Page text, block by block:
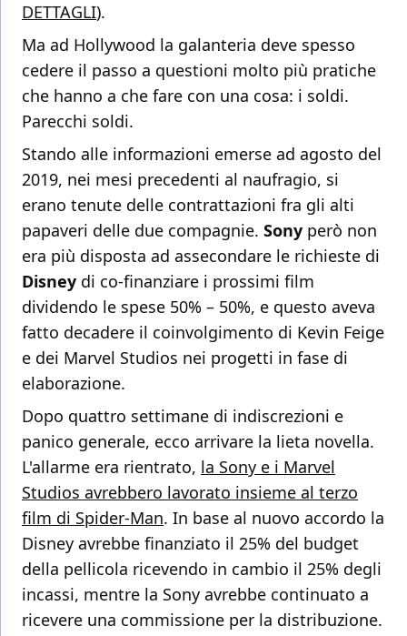
DETTAGLI).
Ma ad Hollywood la galanteria deve spesso
cedere il passo a questioni molto più pratiche
che hanno a che fare con una cosa: i soldi.
Parecchi soldi.
Stando alle informazioni emerse ad agosto del
2019, nei mesi precedenti al naufragio, si
erano tenute delle contrattazioni fra gli alti
papaveri delle due compagnie. Sony però non
era più disposta ad assecondare le richieste di
Disney di co-finanziare i prossimi film
dividendo le spese 50% – 50%, e questo aveva
fatto decadere il coinvolgimento di Kevin Feige
e dei Marvel Studios nei progetti in fase di
elaborazione.
Dopo quattro settimane di indiscrezioni e
panico generale, ecco arrivare la lieta novella.
L'allarme era rientrato, la Sony e i Marvel
Studios avrebbero lavorato insieme al terzo
film di Spider-Man. In base al nuovo accordo la
Disney avrebbe finanziato il 25% del budget
della pellicola ricevendo in cambio il 25% degli
incassi, mentre la Sony avrebbe continuato a
ricevere una commissione per la distribuzione.